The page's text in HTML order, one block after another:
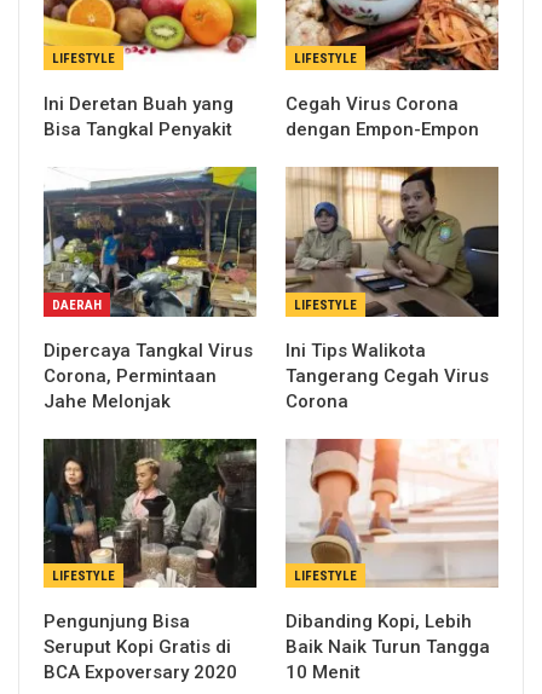
LIFESTYLE
Ini Deretan Buah yang
Bisa Tangkal Penyakit
LIFESTYLE
Cegah Virus Corona
dengan Empon-Empon
DAERAH
Dipercaya Tangkal Virus
Corona, Permintaan
Jahe Melonjak
LIFESTYLE
Ini Tips Walikota
Tangerang Cegah Virus
Corona
LIFESTYLE
Pengunjung Bisa
Seruput Kopi Gratis di
BCA Expoversary 2020
LIFESTYLE
Dibanding Kopi, Lebih
Baik Naik Turun Tangga
10 Menit